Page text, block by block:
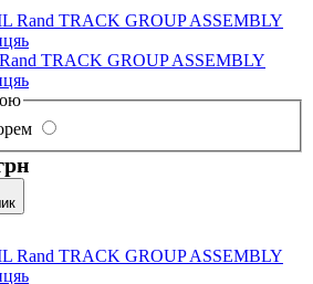
TRACK GROUP ASSEMBLY